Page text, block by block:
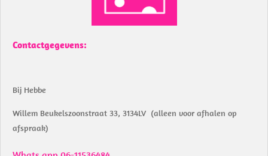
Contactgegevens:
Bij Hebbe
Willem Beukelszoonstraat 33, 3134LV (alleen voor afhalen op
afspraak)